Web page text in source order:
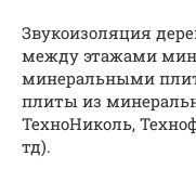
Звукоизоляция
между этажами
минеральными
плиты из
ТехноНиколь,
тд).